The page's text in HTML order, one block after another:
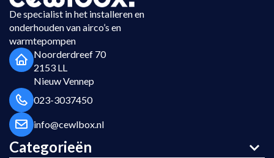
De specialist in het installeren en
onderhouden van airco’s en
warmtepompen
Noorderdreef 70
2153 LL
Nieuw Vennep
023-3037450
info@cewlbox.nl
Categorieën